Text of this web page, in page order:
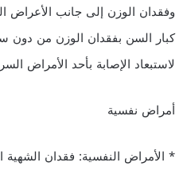
وفقدان الوزن إلى جانب الأعراض
كبار السن بفقدان الوزن من
لاستبعاد الإصابة بأحد الأمراض
أمراض نفسية
* الأمراض النفسية: فقدان